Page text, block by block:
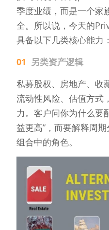
季度业绩，而是一个家
全。所以说，今天的
具备以下几类核心能力：
01 另类资产逻辑
私募股权、房地产、收
流动性风险、估值方式
力。客户问你为什么要
益更高”，而要解释周
组合中的角色。